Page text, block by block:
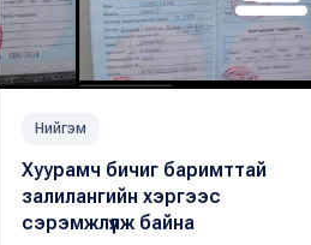
Нийгэм
Хуурамч бичиг баримттай
залилангийн хэргээс
сэрэмжлүүлж байна